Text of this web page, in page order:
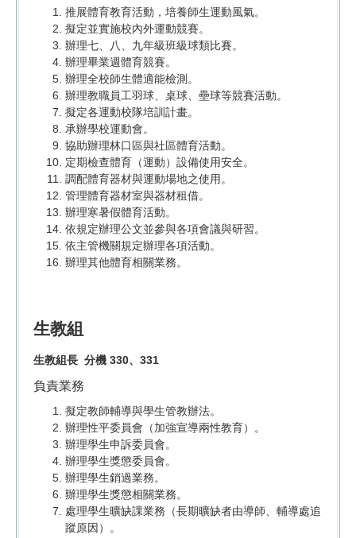
推展體育教育活動，培養師生運動風氣。
擬定並實施校內外運動競賽。
辦理七、八、九年級班級球類比賽。
辦理畢業週體育競賽。
辦理全校師生體適能檢測。
辦理教職員工羽球、桌球、壘球等競賽活動。
擬定各運動校隊培訓計畫。
承辦學校運動會。
協助辦理林口區與社區體育活動。
定期檢查體育（運動）設備使用安全。
調配體育器材與運動場地之使用。
管理體育器材室與器材租借。
辦理寒暑假體育活動。
依規定辦理公文並參與各項會議與研習。
依主管機關規定辦理各項活動。
辦理其他體育相關業務。
生教組
生教組長 分機 330、331
負責業務
擬定教師輔導與學生管教辦法。
辦理性平委員會（加強宣導兩性教育）。
辦理學生申訴委員會。
辦理學生獎懲委員會。
辦理學生銷過業務。
辦理學生獎懲相關業務。
處理學生曠缺課業務（長期曠缺者由導師、輔導處追
蹤原因）。